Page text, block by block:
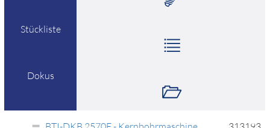
Stückliste
Dokus